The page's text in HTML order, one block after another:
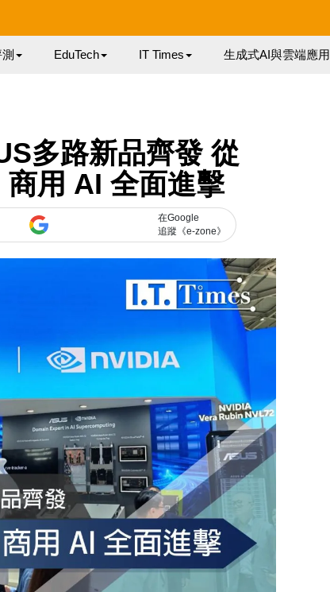
EduTech IT Times 生成式AI與雲端應用
多路新品齊發 從
用 AI 全面進擊
在Google
追蹤《e-zone》